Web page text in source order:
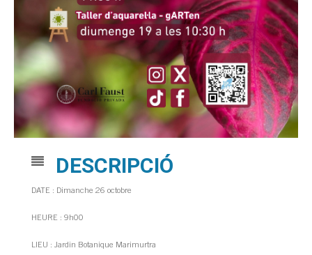
DESCRIPCIÓ
DATE : Dimanche 26 octobre
HEURE : 9h00
LIEU : Jardin Botanique Marimurtra